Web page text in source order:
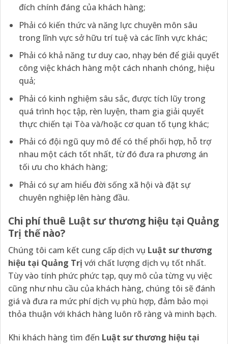
đích chính đáng của khách hàng;
Phải có kiến thức và năng lực chuyên môn sâu
trong lĩnh vực sở hữu trí tuệ và các lĩnh vực khác;
Phải có khả năng tư duy cao, nhạy bén để giải quyết
công việc khách hàng một cách nhanh chóng, hiệu
quả;
Phải có kinh nghiệm sâu sắc, được tích lũy trong
quá trình học tập, rèn luyện, tham gia giải quyết
thực chiến tại Tòa và/hoặc cơ quan tố tụng khác;
Phải có đội ngũ quy mô để có thể phối hợp, hỗ trợ
nhau một cách tốt nhất, từ đó đưa ra phương án
tối ưu cho khách hàng;
Phải có sự am hiểu đời sống xã hội và đặt sự
chuyên nghiệp lên hàng đầu.
Chi phí thuê Luật sư thương hiệu tại Quảng
Trị thế nào?
Chúng tôi cam kết cung cấp dịch vụ Luật sư thương
hiệu tại Quảng Trị với chất lượng dịch vụ tốt nhất.
Tùy vào tính phức phức tạp, quy mô của từng vụ việc
cũng như nhu cầu của khách hàng, chúng tôi sẽ đánh
giá và đưa ra mức phí dịch vụ phù hợp, đảm bảo mọi
thỏa thuận với khách hàng luôn rõ ràng và minh bạch.
Khi khách hàng tìm đến Luật sư thương hiệu tại